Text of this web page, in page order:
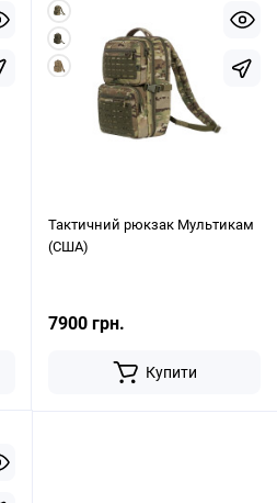
Тактичний рюкзак Мультикам
(США)
7900 грн.
Купити